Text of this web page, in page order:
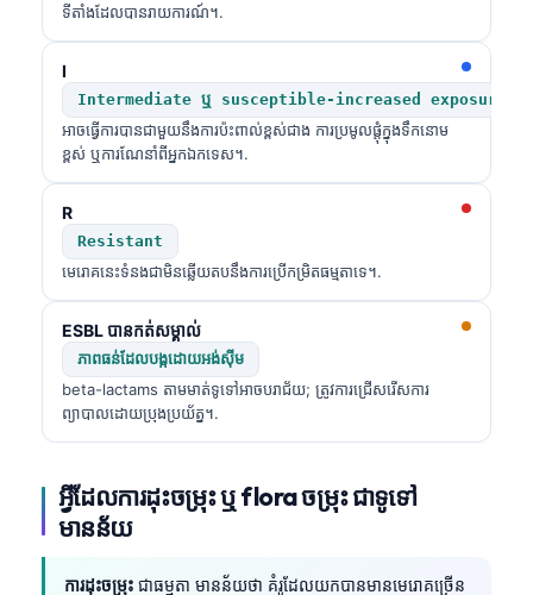
ទីតាំងដែលបានរាយការណ៍។.
I
Intermediate ឬ susceptible-increased exposure
អាចធ្វើការបានជាមួយនឹងការប៉ះពាល់ខ្ពស់ជាង ការប្រមូលផ្តុំក្នុងទឹកនោម
ខ្ពស់ ឬការណែនាំពីអ្នកឯកទេស។.
R
Resistant
មេរោគនេះទំនងជាមិនឆ្លើយតបនឹងការប្រើកម្រិតធម្មតាទេ។.
ESBL បានកត់សម្គាល់
ភាពធន់ដែលបង្កដោយអង់ស៊ីម
beta-lactams តាមមាត់ទូទៅអាចបរាជ័យ; ត្រូវការជ្រើសរើសការ
ព្យាបាលដោយប្រុងប្រយ័ត្ន។.
អ្វីដែលការដុះចម្រុះ ឬ flora ចម្រុះ ជាទូទៅ
មានន័យ
ការដុះចម្រុះ ជាធម្មតា មានន័យថា គំរូដែលយកបានមានមេរោគច្រើន